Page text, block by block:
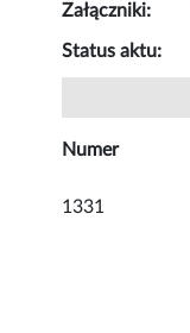
Załączniki:
Status aktu:
Numer
1331